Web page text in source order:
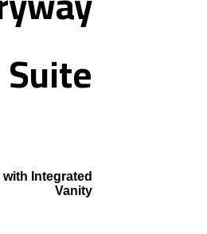
Integrated
Vanity